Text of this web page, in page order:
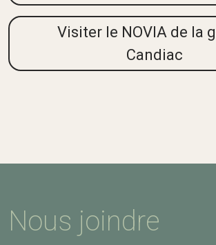
Visiter le NOVIA de la
Candiac
Nous joindre